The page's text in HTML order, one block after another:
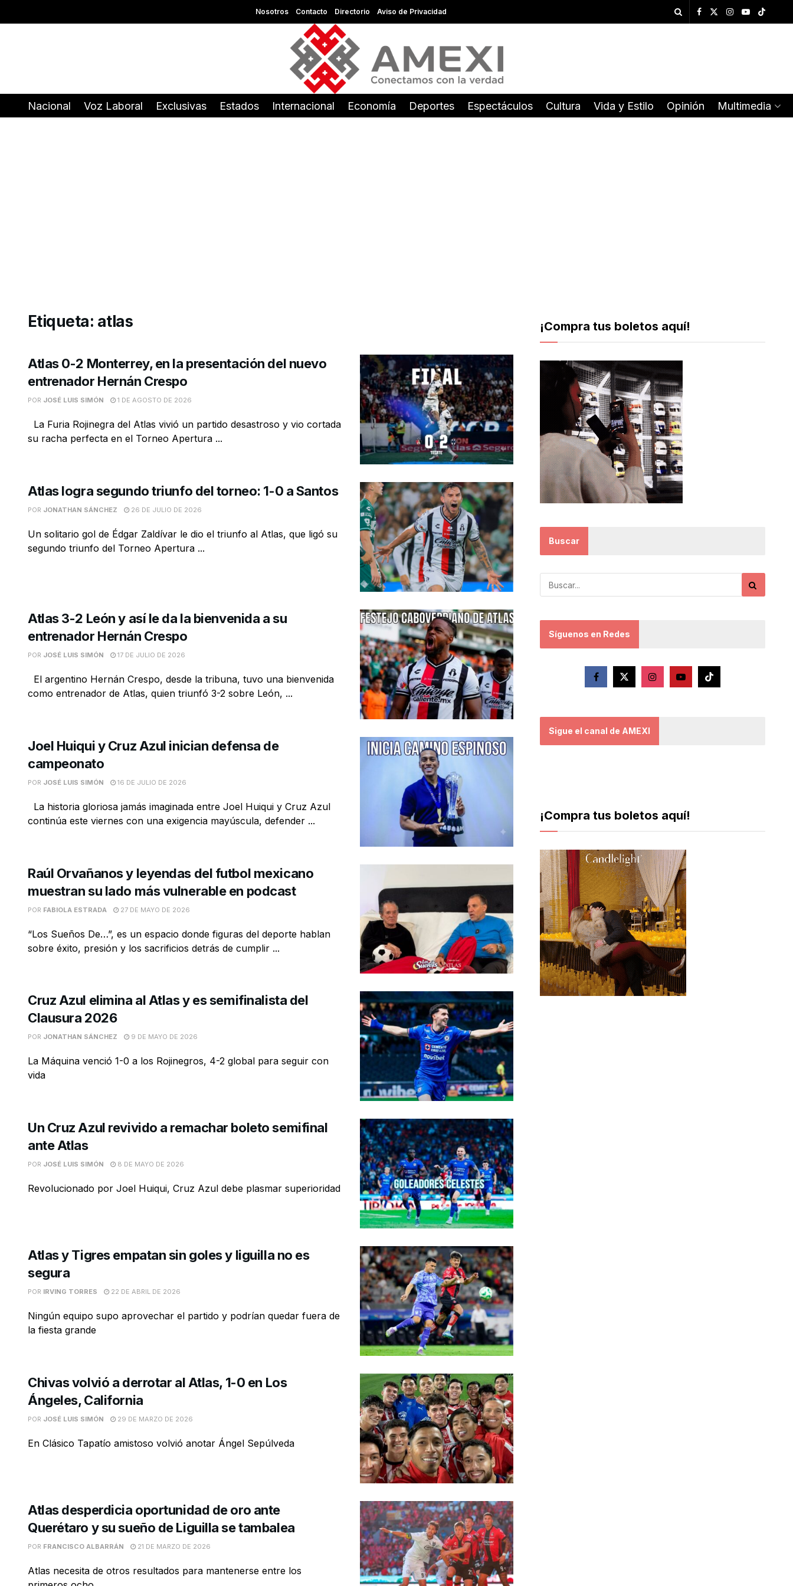
Nosotros Contacto Directorio Aviso de Privacidad
Nacional Voz Laboral Exclusivas Estados Internacional Economía Deportes Espectáculos Cultura Vida y Estilo Opinión Multimedia
Etiqueta: atlas
Atlas 0-2 Monterrey, en la presentación del nuevo
entrenador Hernán Crespo
POR JOSÉ LUIS SIMÓN 1 DE AGOSTO DE 2026
La Furia Rojinegra del Atlas vivió un partido desastroso y vio cortada
su racha perfecta en el Torneo Apertura ...
Atlas logra segundo triunfo del torneo: 1-0 a Santos
POR JONATHAN SÁNCHEZ 26 DE JULIO DE 2026
Un solitario gol de Édgar Zaldívar le dio el triunfo al Atlas, que ligó su
segundo triunfo del Torneo Apertura ...
Atlas 3-2 León y así le da la bienvenida a su
entrenador Hernán Crespo
POR JOSÉ LUIS SIMÓN 17 DE JULIO DE 2026
El argentino Hernán Crespo, desde la tribuna, tuvo una bienvenida
como entrenador de Atlas, quien triunfó 3-2 sobre León, ...
Joel Huiqui y Cruz Azul inician defensa de
campeonato
POR JOSÉ LUIS SIMÓN 16 DE JULIO DE 2026
La historia gloriosa jamás imaginada entre Joel Huiqui y Cruz Azul
continúa este viernes con una exigencia mayúscula, defender ...
Raúl Orvañanos y leyendas del futbol mexicano
muestran su lado más vulnerable en podcast
POR FABIOLA ESTRADA 27 DE MAYO DE 2026
“Los Sueños De…”, es un espacio donde figuras del deporte hablan
sobre éxito, presión y los sacrificios detrás de cumplir ...
Cruz Azul elimina al Atlas y es semifinalista del
Clausura 2026
POR JONATHAN SÁNCHEZ 9 DE MAYO DE 2026
La Máquina venció 1-0 a los Rojinegros, 4-2 global para seguir con
vida
Un Cruz Azul revivido a remachar boleto semifinal
ante Atlas
POR JOSÉ LUIS SIMÓN 8 DE MAYO DE 2026
Revolucionado por Joel Huiqui, Cruz Azul debe plasmar superioridad
Atlas y Tigres empatan sin goles y liguilla no es
segura
POR IRVING TORRES 22 DE ABRIL DE 2026
Ningún equipo supo aprovechar el partido y podrían quedar fuera de
la fiesta grande
Chivas volvió a derrotar al Atlas, 1-0 en Los
Ángeles, California
POR JOSÉ LUIS SIMÓN 29 DE MARZO DE 2026
En Clásico Tapatío amistoso volvió anotar Ángel Sepúlveda
Atlas desperdicia oportunidad de oro ante
Querétaro y su sueño de Liguilla se tambalea
POR FRANCISCO ALBARRÁN 21 DE MARZO DE 2026
Atlas necesita de otros resultados para mantenerse entre los
¡Compra tus boletos aquí!
Buscar
Síguenos en Redes
Sigue el canal de AMEXI
¡Compra tus boletos aquí!